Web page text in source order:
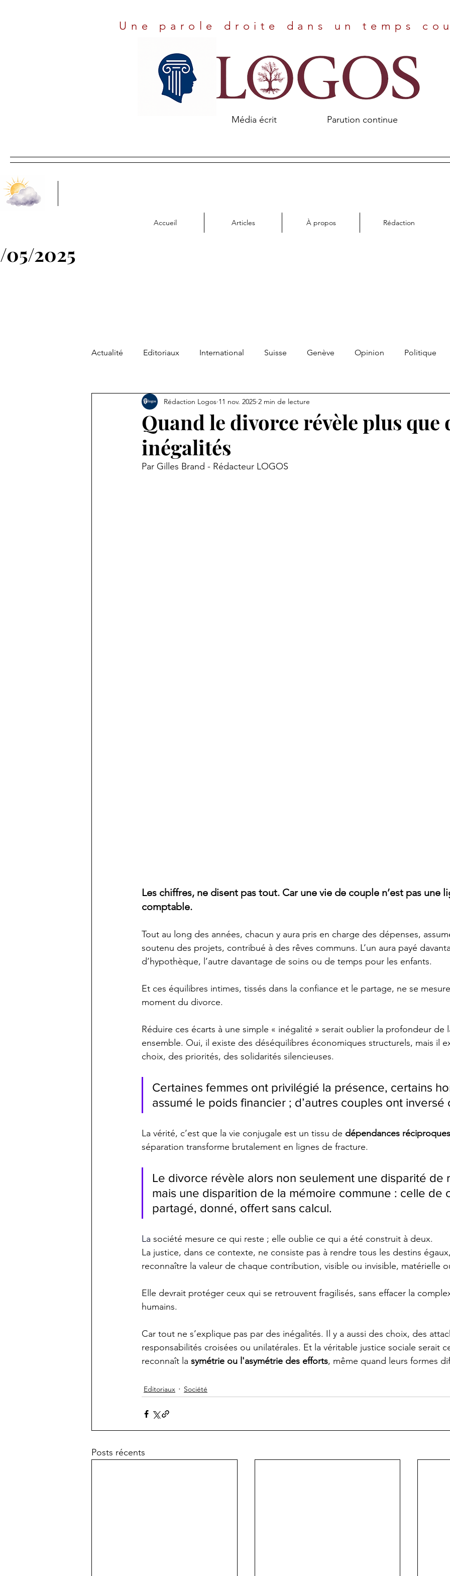
Une parole droite dans un temps
Média écrit Parution continue
05/2025
Actualité Editoriaux International Suisse Genève Opinion Politique
Société Philosophie & Spiritualité Développement personnel Transmission
Symbole Figures libres Contrepoint Résonnance Souvenirs
Quand le divorce révèle plus que
inégalités
Rédaction Logos 11 nov. 2025 2 min de lecture
Par Gilles Brand - Rédacteur LOGOS
Les chiffres, ne disent pas tout. Car une vie de couple n’est pas une
comptable.
Tout au long des années, chacun y aura pris en charge des dépenses,
soutenu des projets, contribué à des rêves communs. L’un aura payé
d’hypothèque, l’autre davantage de soins ou de temps pour les enfants.
Et ces équilibres intimes, tissés dans la confiance et le partage, ne se
moment du divorce.
Réduire ces écarts à une simple « inégalité » serait oublier la profondeur de
ensemble. Oui, il existe des déséquilibres économiques structurels, mais il
choix, des priorités, des solidarités silencieuses.
Certaines femmes ont privilégié la présence, certains
assumé le poids financier ; d’autres couples ont inversé
La vérité, c’est que la vie conjugale est un tissu de dépendances réciproques
séparation transforme brutalement en lignes de fracture.
Le divorce révèle alors non seulement une disparité de
mais une disparition de la mémoire commune : celle de
partagé, donné, offert sans calcul.
La société mesure ce qui reste ; elle oublie ce qui a été construit à deux.
La justice, dans ce contexte, ne consiste pas à rendre tous les destins
reconnaître la valeur de chaque contribution, visible ou invisible, matérielle
Elle devrait protéger ceux qui se retrouvent fragilisés, sans effacer la
humains.
Car tout ne s’explique pas par des inégalités. Il y a aussi des choix, des
responsabilités croisées ou unilatérales. Et la véritable justice sociale serait
reconnaît la symétrie ou l'asymétrie des efforts, même quand leurs formes
Editoriaux Société
Posts récents
Accueil Articles À propos Rédaction